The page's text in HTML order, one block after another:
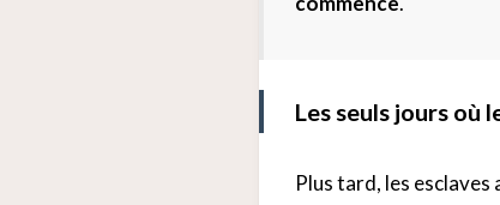
Les seuls jours où
Plus tard, les